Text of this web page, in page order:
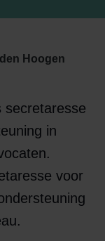
Hoogen
secretaresse
in
voor